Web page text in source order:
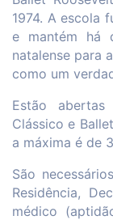
1974. A escola
e mantém há
natalense para
como um
Estão
Clássico e
a máxima é de
São
Residência,
médico